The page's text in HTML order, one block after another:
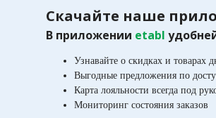
Скачайте наше
В приложении etabl
Узнавайте о скидках и товарах
Выгодные предложения по
Карта лояльности всегда под
Мониторинг состояния заказов